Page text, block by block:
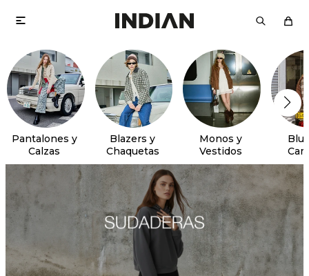

Pantalones y
Calzas
Blazers y
Chaquetas
Monos y
Vestidos